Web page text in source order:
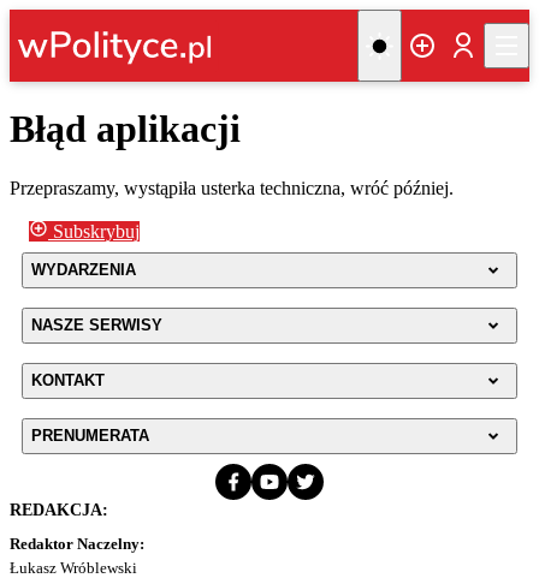
Błąd aplikacji
Przepraszamy, wystąpiła usterka techniczna, wróć później.
Subskrybuj
WYDARZENIA
NASZE SERWISY
KONTAKT
PRENUMERATA
REDAKCJA:
Redaktor Naczelny:
Łukasz Wróblewski